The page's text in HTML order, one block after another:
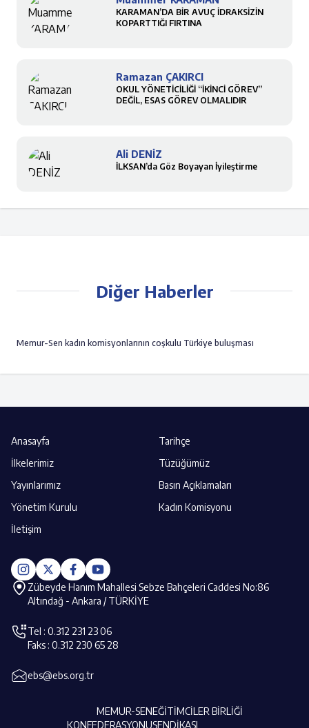
KARAMAN’DA BİR AVUÇ İDRAKSİZİN
KOPARTTIĞI FIRTINA
Ramazan ÇAKIRCI
OKUL YÖNETİCİLİĞİ “İKİNCİ GÖREV”
DEĞİL, ESAS GÖREV OLMALIDIR
Ali DENİZ
İLKSAN’da Göz Boyayan İyileştirme
Diğer Haberler
Memur-Sen kadın komisyonlarının coşkulu Türkiye buluşması
Anasayfa
Tarihçe
İlkelerimiz
Tüzüğümüz
Yayınlarımız
Basın Açıklamaları
Yönetim Kurulu
Kadın Komisyonu
İletişim
MEMUR-SEN
KONFEDERASYONU
EĞİTİMCİLER BİRLİĞİ
SENDİKASI
Zübeyde Hanım Mahallesi Sebze Bahçeleri Caddesi No:86
Altındağ - Ankara / TÜRKİYE
Tel : 0.312 231 23 06
Faks : 0.312 230 65 28
ebs@ebs.org.tr